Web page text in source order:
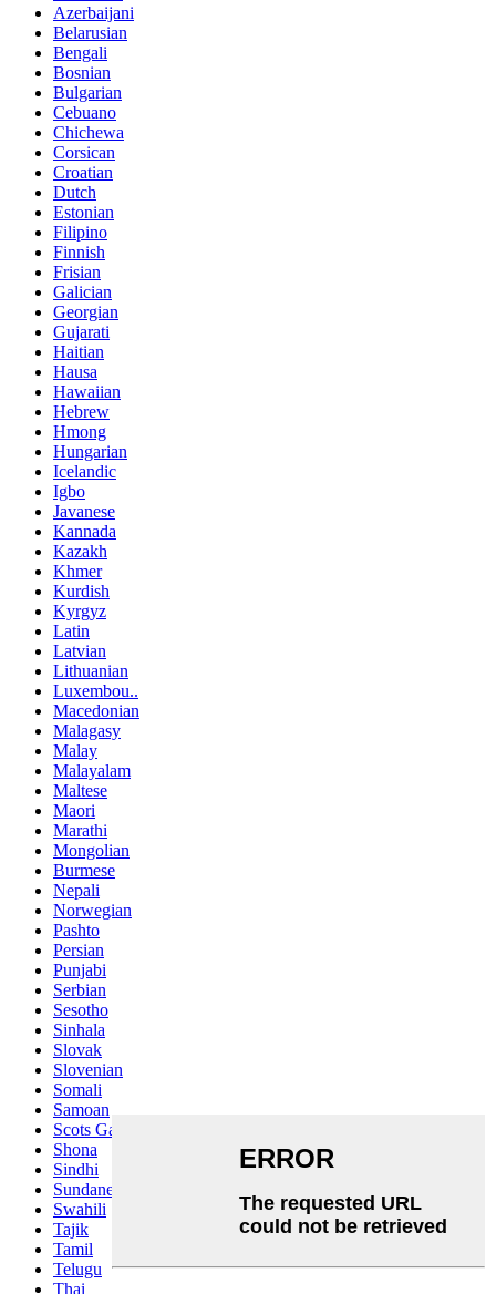
Azerbaijani
Belarusian
Bengali
Bosnian
Bulgarian
Cebuano
Chichewa
Corsican
Croatian
Dutch
Estonian
Filipino
Finnish
Frisian
Galician
Georgian
Gujarati
Haitian
Hausa
Hawaiian
Hebrew
Hmong
Hungarian
Icelandic
Igbo
Javanese
Kannada
Kazakh
Khmer
Kurdish
Kyrgyz
Latin
Latvian
Lithuanian
Luxembou..
Macedonian
Malagasy
Malay
Malayalam
Maltese
Maori
Marathi
Mongolian
Burmese
Nepali
Norwegian
Pashto
Persian
Punjabi
Serbian
Sesotho
Sinhala
Slovak
Slovenian
Somali
Samoan
Scots Gaelic
Shona
Sindhi
Sundanese
Swahili
Tajik
Tamil
Telugu
Thai